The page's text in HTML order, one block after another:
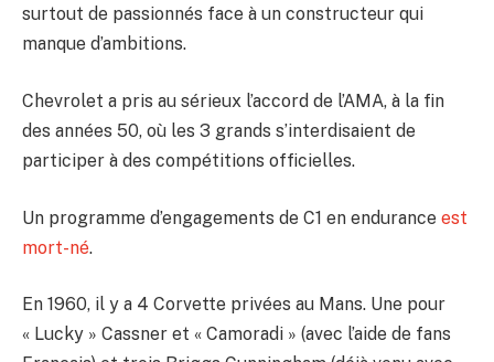
surtout de passionnés face à un constructeur qui
manque d’ambitions.
Chevrolet a pris au sérieux l’accord de l’AMA, à la fin
des années 50, où les 3 grands s’interdisaient de
participer à des compétitions officielles.
Un programme d’engagements de C1 en endurance est
mort-né.
En 1960, il y a 4 Corvette privées au Mans. Une pour
« Lucky » Cassner et « Camoradi » (avec l’aide de fans